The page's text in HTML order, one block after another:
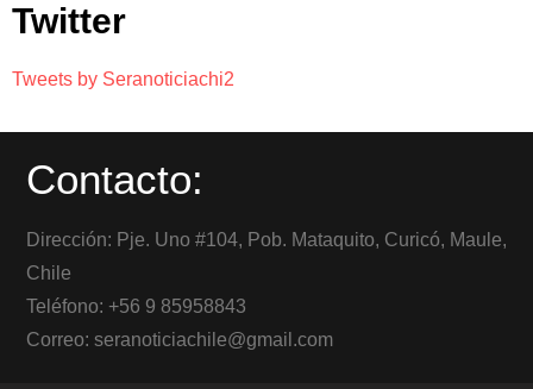
Twitter
Tweets by Seranoticiachi2
Contacto:
Dirección: Pje. Uno #104, Pob. Mataquito, Curicó, Maule,
Chile
Teléfono: +56 9 85958843
Correo: seranoticiachile@gmail.com